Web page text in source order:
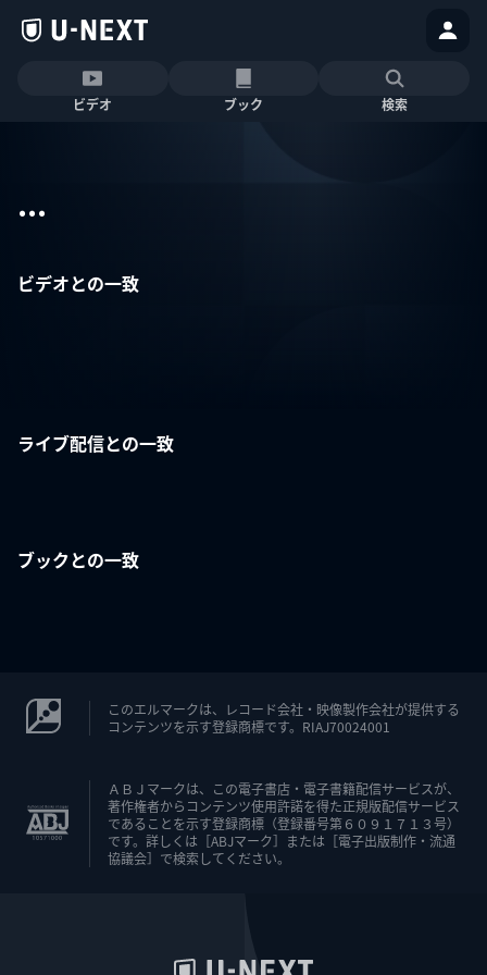
ビデオ ブック 検索
...
ビデオとの一致
ライブ配信との一致
ブックとの一致
このエルマークは、レコード会社・映像製作会社が提供する
コンテンツを示す登録商標です。RIAJ70024001
ＡＢＪマークは、この電子書店・電子書籍配信サービスが、
著作権者からコンテンツ使用許諾を得た正規版配信サービス
であることを示す登録商標（登録番号第６０９１７１３号）
です。詳しくは［ABJマーク］または［電子出版制作・流通
協議会］で検索してください。